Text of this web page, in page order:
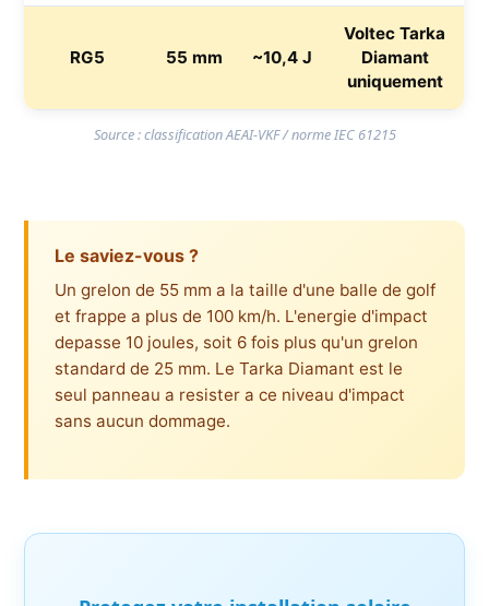
RG5 55 mm ~10,4 J
Voltec Tarka
Diamant
uniquement
Source : classification AEAI-VKF / norme IEC 61215
Le saviez-vous ?
Un grelon de 55 mm a la taille d'une balle de golf
et frappe a plus de 100 km/h. L'energie d'impact
depasse 10 joules, soit 6 fois plus qu'un grelon
standard de 25 mm. Le Tarka Diamant est le
seul panneau a resister a ce niveau d'impact
sans aucun dommage.